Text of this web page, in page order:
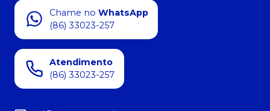
Chame no WhatsApp
(86) 33023-257
Atendimento
(86) 33023-257